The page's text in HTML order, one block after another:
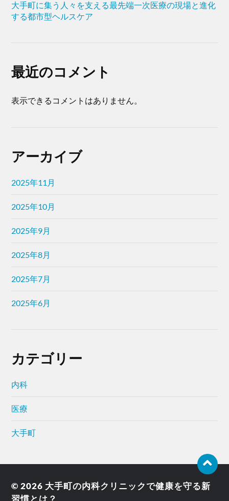
大手町に集う人々を支える最先端一次医療の現場と進化
する都市型ヘルスケア
最近のコメント
表示できるコメントはありません。
アーカイブ
2025年11月
2025年10月
2025年9月
2025年8月
2025年7月
2025年6月
カテゴリー
内科
医療
大手町
© 2026 大手町の内科クリニックで健康を守る新
習慣とは？